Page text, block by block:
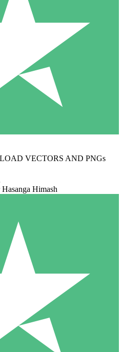
VECTORS AND PNGs
Hasanga Himash